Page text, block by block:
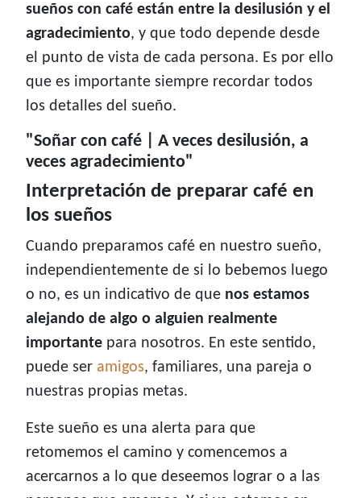
sueños con café están entre la desilusión y el
agradecimiento, y que todo depende desde
el punto de vista de cada persona. Es por ello
que es importante siempre recordar todos
los detalles del sueño.
"Soñar con café | A veces desilusión, a
veces agradecimiento"
Interpretación de preparar café en
los sueños
Cuando preparamos café en nuestro sueño,
independientemente de si lo bebemos luego
o no, es un indicativo de que nos estamos
alejando de algo o alguien realmente
importante para nosotros. En este sentido,
puede ser amigos, familiares, una pareja o
nuestras propias metas.
Este sueño es una alerta para que
retomemos el camino y comencemos a
acercarnos a lo que deseemos lograr o a las